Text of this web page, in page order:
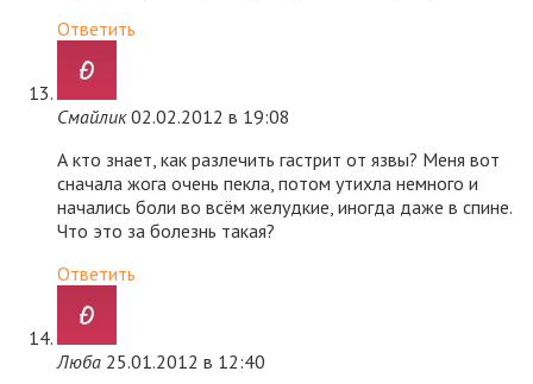
Ответить
Смайлик 02.02.2012 в 19:08
А кто знает, как разлечить гастрит от язвы? Меня вот
сначала жога очень пекла, потом утихла немного и
начались боли во всём желудкие, иногда даже в спине.
Что это за болезнь такая?
Ответить
Люба 25.01.2012 в 12:40